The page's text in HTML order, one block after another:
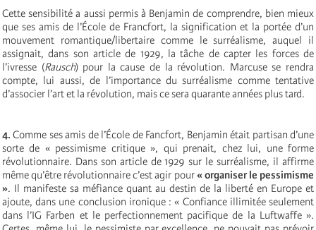
Cette sensibilité a aussi permis à Benjamin de comprendre, bien mieux
que ses amis de l’École de Francfort, la signification et la portée d’un
mouvement romantique/libertaire comme le surréalisme, auquel il
assignait, dans son article de 1929, la tâche de capter les forces de
l’ivresse (Rausch) pour la cause de la révolution. Marcuse se rendra
compte, lui aussi, de l’importance du surréalisme comme tentative
d’associer l’art et la révolution, mais ce sera quarante années plus tard.
4. Comme ses amis de l’École de Fancfort, Benjamin était partisan d’une
sorte de « pessimisme critique », qui prenait, chez lui, une forme
révolutionnaire. Dans son article de 1929 sur le surréalisme, il affirme
même qu’être révolutionnaire c’est agir pour« organiser le pessimisme
». Il manifeste sa méfiance quant au destin de la liberté en Europe et
ajoute, dans une conclusion ironique : « Confiance illimitée seulement
dans l’IG Farben et le perfectionnement pacifique de la Luftwaffe ».